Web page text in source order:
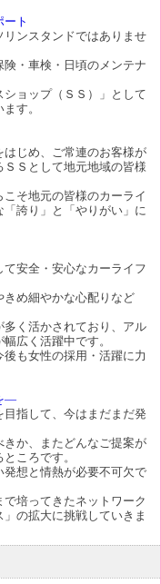
ト
ンスタンドではありませ
・車検・日頃のメンテナ
ショップ（ＳＳ）」として
す。
じめ、ご常連のお客様が
Ｓとして地元地域の皆様
そ地元の皆様のカーライ
誇り」と「やりがい」に
安全・安心なカーライフ
め細やかな心配りなど
く活かされており、アル
広く活躍中です。
も女性の採用・活躍に力
―
指して、今はまだまだ発
か、またどんなご提案が
ころです。
想と情熱が必要不可欠で
培ってきたネットワーク
の拡大に挑戦していきま